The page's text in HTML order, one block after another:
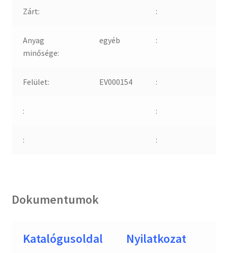
Zárt: :
Anyag
minősége:
egyéb :
Felület: EV000154 :
: :
: :
Dokumentumok
Katalógusoldal Nyilatkozat